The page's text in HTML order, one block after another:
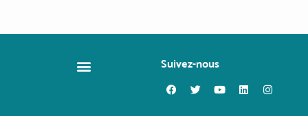
Suivez-nous